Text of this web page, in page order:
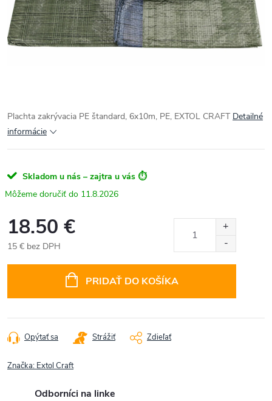
Plachta zakrývacia PE štandard, 6x10m, PE, EXTOL CRAFT Detailné
informácie
Skladom u nás – zajtra u vás ⏱️
11.8.2026
18.50 €
15 € bez DPH
PRIDAŤ DO KOŠÍKA
Opýtať sa Strážiť Zdieľať
Značka: Extol Craft
Odborníci na linke